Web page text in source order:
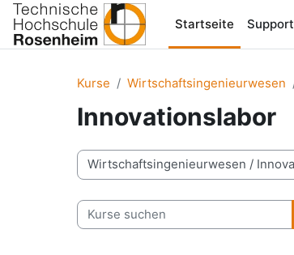
Zum Hauptinhalt
Startseite
Support
Kurse Wirtschaftsingenieurwesen
Innovationslabor
Kursbereiche
Kurse suchen